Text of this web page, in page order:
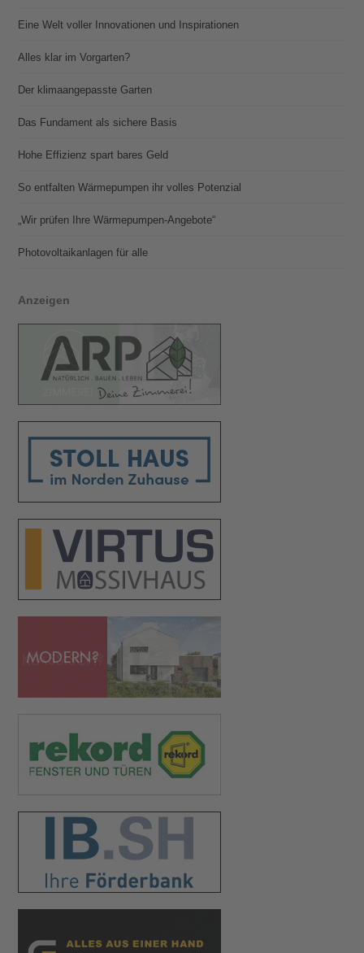
Eine Welt voller Innovationen und Inspirationen
Alles klar im Vorgarten?
Der klimaangepasste Garten
Das Fundament als sichere Basis
Hohe Effizienz spart bares Geld
So entfalten Wärmepumpen ihr volles Potenzial
„Wir prüfen Ihre Wärmepumpen-Angebote“
Photovoltaik­­anlagen für alle
Anzeigen